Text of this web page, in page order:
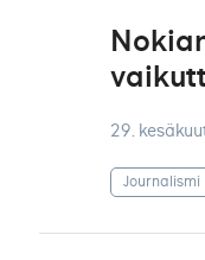
29.
Journalismi